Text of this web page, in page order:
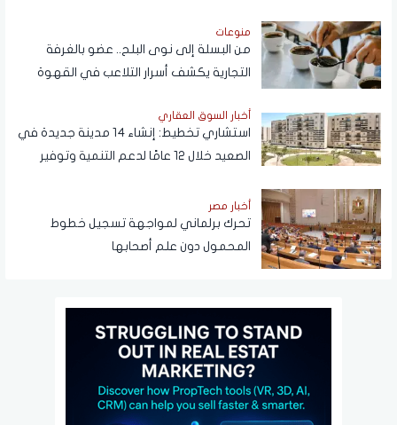
منوعات
من البسلة إلى نوى البلح.. عضو بالغرفة
التجارية يكشف أسرار التلاعب في القهوة
أخبار السوق العقاري
استشاري تخطيط: إنشاء 14 مدينة جديدة في
الصعيد خلال 12 عامًا لدعم التنمية وتوفير
أخبار مصر
تحرك برلماني لمواجهة تسجيل خطوط
المحمول دون علم أصحابها